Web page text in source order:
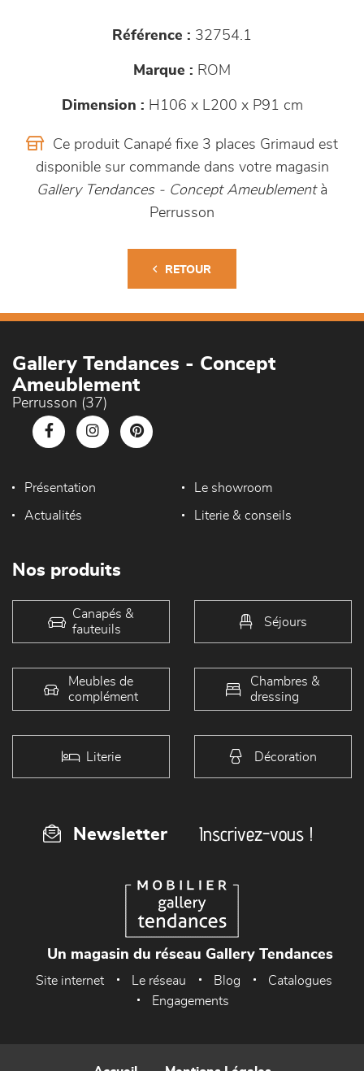
Référence : 32754.1
Marque : ROM
Dimension : H106 x L200 x P91 cm
Ce produit Canapé fixe 3 places Grimaud est
disponible sur commande dans votre magasin
Gallery Tendances - Concept Ameublement à
Perrusson
RETOUR
Gallery Tendances - Concept
Ameublement
Perrusson (37)
Présentation Le showroom
Actualités Literie & conseils
Nos produits
Canapés &
fauteuils
Séjours
Meubles de
complément
Chambres &
dressing
Literie Décoration
Newsletter Inscrivez-vous !
Un magasin du réseau Gallery Tendances
Site internet Le réseau Blog
Catalogues
Engagements